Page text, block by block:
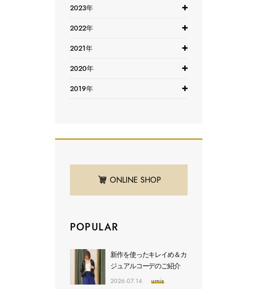
2023年
2022年
2021年
2020年
2019年
ONLINE SHOP
POPULAR
新作を使ったキレイめ＆カ
ジュアルコーデのご紹介
2026.07.14 urnis